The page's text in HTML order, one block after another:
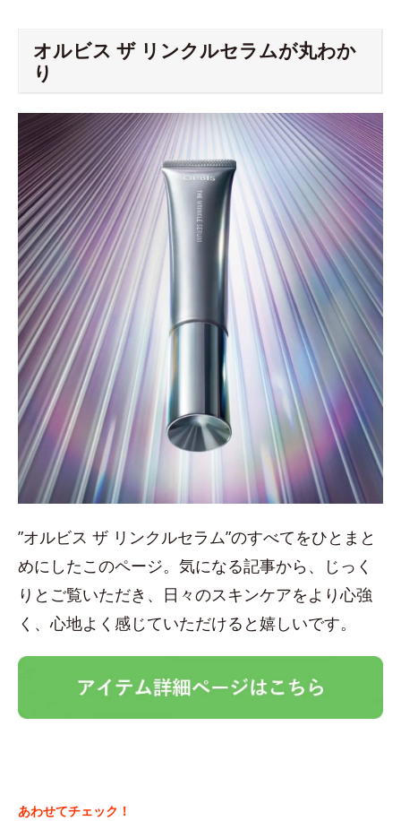
オルビス ザ リンクルセラムが丸わか
り
”オルビス ザ リンクルセラム”のすべてをひとまと
めにしたこのページ。気になる記事から、じっく
りとご覧いただき、日々のスキンケアをより心強
く、心地よく感じていただけると嬉しいです。
あわせてチェック！